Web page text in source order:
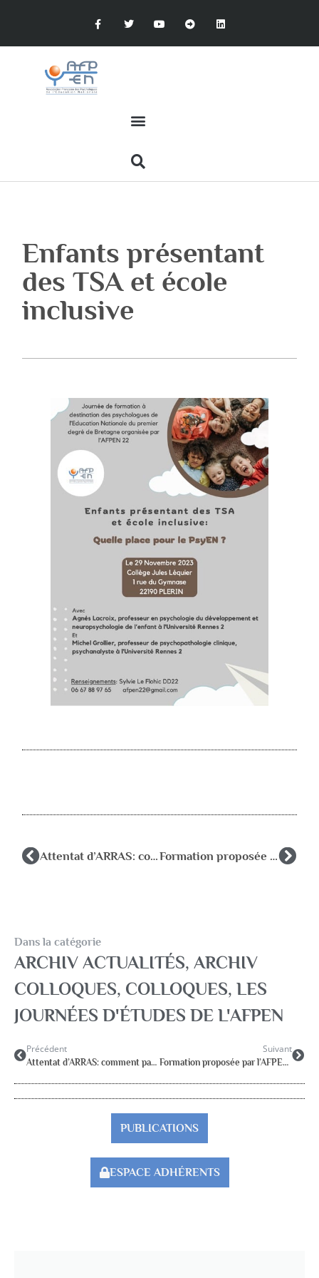
Enfants présentant
des TSA et école
inclusive
Attentat d’ARRAS: comment parler aux enfants Formation proposée par l’AFPEN 80 et les ECPA
Dans la catégorie
ARCHIV ACTUALITÉS, ARCHIV
COLLOQUES, COLLOQUES, LES
JOURNÉES D'ÉTUDES DE L'AFPEN
Précédent
Attentat d’ARRAS: comment parler aux enfants
Suivant
Formation proposée par l’AFPEN 80 et les ECPA
PUBLICATIONS
ESPACE ADHÉRENTS